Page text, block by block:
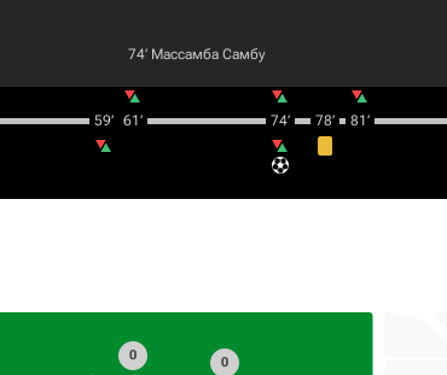
74‎’‎ Массамба Самбу
59‎’‎ 61‎’‎ 74‎’‎ 78‎’‎ 81‎’‎
0
0